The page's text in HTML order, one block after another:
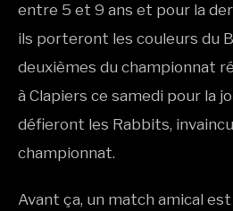
entre 5 et 9 ans et pour la
ils porteront les couleurs du
deuxièmes du championnat
à Clapiers ce samedi pour la
défieront les Rabbits,
championnat.
Avant ça, un match amical